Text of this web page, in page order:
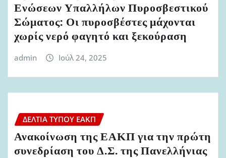
Ενώσεων Υπαλλήλων Πυροσβεστικού
Σώματος: Οι πυροσβέστες μάχονται
χωρίς νερό φαγητό και ξεκούραση
admin Ιούλ 24, 2025
ΔΕΛΤΊΑ ΤΎΠΟΥ ΕΑΚΠ
Ανακοίνωση της ΕΑΚΠ για την πρώτη
συνεδρίαση του Δ.Σ. της Πανελλήνιας